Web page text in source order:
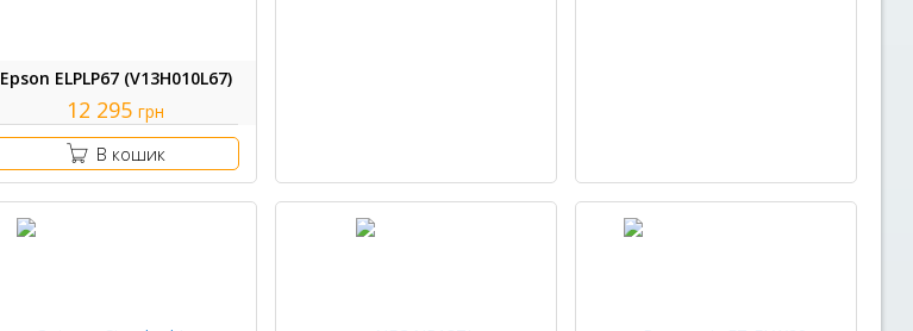
Epson ELPLP67 (V13H010L67)
12 295грн
В кошик